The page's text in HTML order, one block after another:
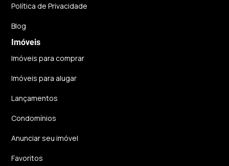
Política de Privacidade
Blog
Imóveis
Imóveis para comprar
Imóveis para alugar
Lançamentos
Condomínios
Anunciar seu imóvel
Favoritos